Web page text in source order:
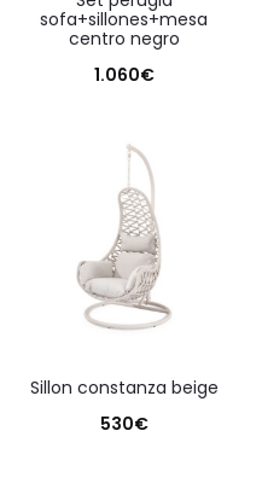
sofa+sillones+mesa
centro negro
1.060€
sillon constanza beige
530€